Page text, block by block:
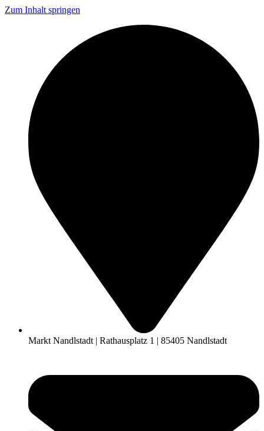
Zum Inhalt springen
Markt Nandlstadt | Rathausplatz 1 | 85405 Nandlstadt